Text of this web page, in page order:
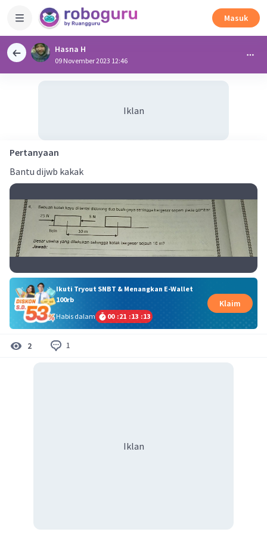
Masuk
Hasna H
09 November 2023 12:46
Iklan
Pertanyaan
Bantu dijwb kakak
Ikuti Tryout SNBT & Menangkan E-Wallet
100rb
Habis dalam
00 :21 :13 :13
Klaim
2 1
Iklan